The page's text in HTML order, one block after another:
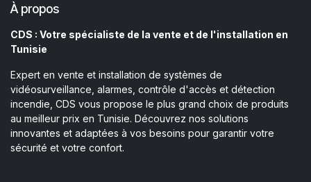
À propos
CDS : Votre spécialiste de la vente et de l'installation en
Tunisie
Expert en vente et installation de systèmes de
vidéosurveillance, alarmes, contrôle d'accès et détection
incendie, CDS vous propose le plus grand choix de produits
au meilleur prix en Tunisie. Découvrez nos solutions
innovantes et adaptées à vos besoins pour garantir votre
sécurité et votre confort.